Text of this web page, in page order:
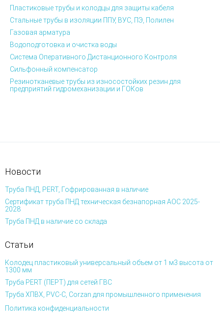
Пластиковые трубы и колодцы для защиты кабеля
Стальные трубы в изоляции ППУ, ВУС, ПЭ, Полилен
Газовая арматура
Водоподготовка и очистка воды
Система Оперативного Дистанционного Контроля
Сильфонный компенсатор
Резинотканевые трубы из износостойких резин для
предприятий гидромеханизации и ГОКов
Новости
Труба ПНД, PERT, Гофрированная в наличие
Сертификат труба ПНД техническая безнапорная АОС 2025-
2028
Труба ПНД в наличие со склада
Статьи
Колодец пластиковый универсальный объем от 1 м3 высота от
1300 мм
Труба PERT (ПЕРТ) для сетей ГВС
Труба ХПВХ, PVC-C, Corzan для промышленного применения
Политика конфиденциальности